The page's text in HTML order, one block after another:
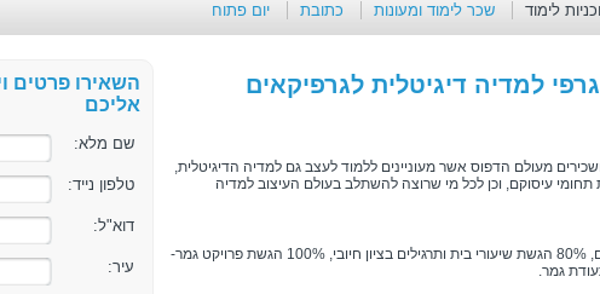
לימוד שכר לימוד ומעונות כתובת יום פתוח
השאירו פרטים
אליכם
שם מלא:
טלפון נייד:
דוא"ל:
עיר:
למדיה דיגיטלית לגרפיקאים
מעולם הדפוס אשר מעוניינים ללמוד לעצב גם למדיה הדיגיטלית,
תחומי עיסוקם, וכן לכל מי שרוצה להשתלב בעולם העיצוב למדיה
80% נוכחות בשיעורים, 80% הגשת שיעורי בית ותרגילים בציון חיובי, 100% הגשת פרויקט גמר-
גמר.